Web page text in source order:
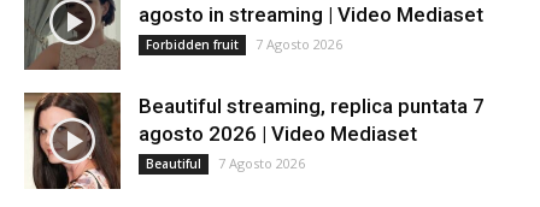
agosto in streaming | Video Mediaset
Forbidden fruit 7 Agosto 2026
Beautiful streaming, replica puntata 7
agosto 2026 | Video Mediaset
Beautiful 7 Agosto 2026